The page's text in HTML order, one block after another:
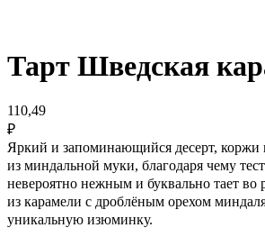
Тарт Шведская
110,49
₽
Яркий и запоминающийся десерт, коржи
из миндальной муки, благодаря чему
невероятно нежным и буквально тает во
из карамели с дроблёным орехом
уникальную изюминку.